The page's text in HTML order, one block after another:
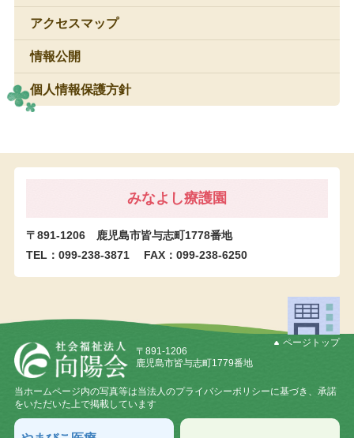
アクセスマップ
情報公開
個人情報保護方針
みなよし療護園
〒891-1206 鹿児島市皆与志町1778番地
TEL：099-238-3871
FAX：099-238-6250
〒891-1206
鹿児島市皆与志町1779番地
ページトップ
当ホームページ内の写真等は当法人のプライバシーポリシーに基づき、承諾
をいただいた上で掲載しています